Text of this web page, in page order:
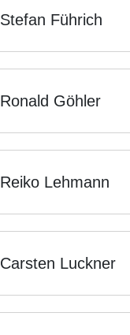
Stefan Führich
Ronald Göhler
Reiko Lehmann
Carsten Luckner